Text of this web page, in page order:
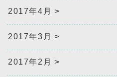
2017年4月
2017年3月
2017年2月